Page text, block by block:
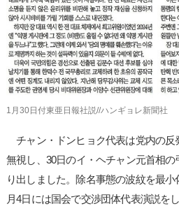
1月30日付東亜日報社説//ハンギョレ新聞社
チャン・ドンヒョク代表は党内の反
無視し、30日のイ・ヘチャン元首相
り出しました。除名事態の波紋を最
月4日には国会で交渉団体代表演説を